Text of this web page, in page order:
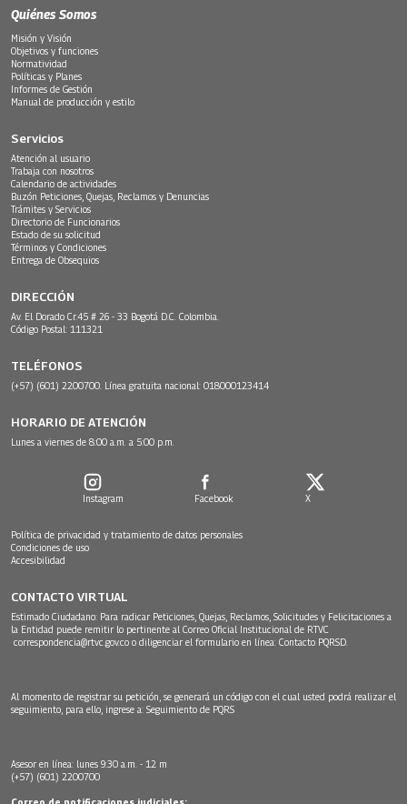
Quiénes Somos
Misión y Visión
Objetivos y funciones
Normatividad
Políticas y Planes
Informes de Gestión
Manual de producción y estilo
Servicios
Atención al usuario
Trabaja con nosotros
Calendario de actividades
Buzón Peticiones, Quejas, Reclamos y Denuncias
Trámites y Servicios
Directorio de Funcionarios
Estado de su solicitud
Términos y Condiciones
Entrega de Obsequios
DIRECCIÓN
Av. El Dorado Cr.45 # 26 - 33 Bogotá D.C. Colombia.
Código Postal: 111321
TELÉFONOS
(+57) (601) 2200700. Línea gratuita nacional: 018000123414
HORARIO DE ATENCIÓN
Lunes a viernes de 8:00 a.m. a 5:00 p.m.
Instagram Facebook X
Política de privacidad y tratamiento de datos personales
Condiciones de uso
Accesibilidad
CONTACTO VIRTUAL
Estimado Ciudadano: Para radicar Peticiones, Quejas, Reclamos, Solicitudes y Felicitaciones a
la Entidad puede remitir lo pertinente al Correo Oficial Institucional de RTVC
correspondencia@rtvc.gov.co o diligenciar el formulario en línea: Contacto PQRSD.
Al momento de registrar su petición, se generará un código con el cual usted podrá realizar el
seguimiento, para ello, ingrese a: Seguimiento de PQRS
Asesor en línea: lunes 9:30 a.m. - 12 m
(+57) (601) 2200700